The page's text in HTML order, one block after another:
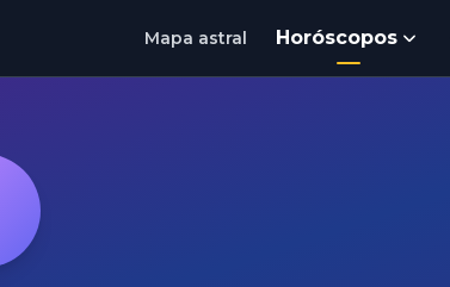
Mapa astral Horóscopos